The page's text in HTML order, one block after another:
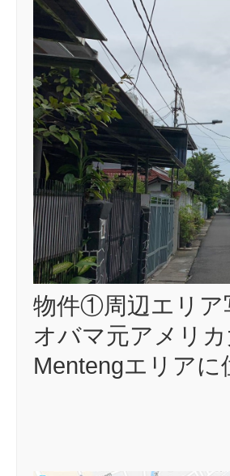
物件①周辺エリア
オバマ元アメリ
Mentengエリア